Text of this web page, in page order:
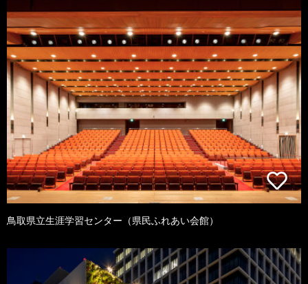
鳥取県立生涯学習センター（県民ふれあい会館）